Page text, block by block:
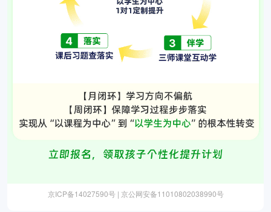
京ICP备14027590号 | 京公网安备11010802038990号